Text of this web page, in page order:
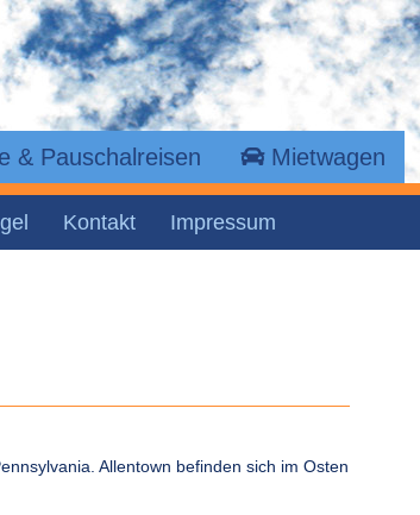
& Pauschalreisen Mietwagen
Kontakt Impressum
Allentown befinden sich im Osten